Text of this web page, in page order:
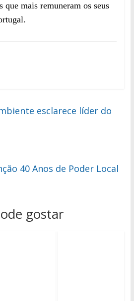
que mais remuneram os seus
esclarece líder do
40 Anos de Poder Local
gostar